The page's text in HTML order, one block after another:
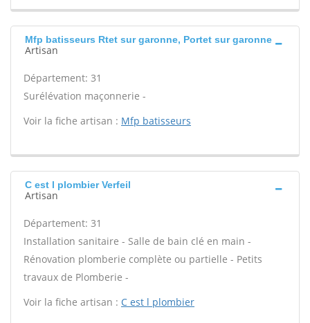
Mfp batisseurs Rtet sur garonne, Portet sur garonne
Artisan
Département: 31
Surélévation maçonnerie -
Voir la fiche artisan : Mfp batisseurs
C est l plombier Verfeil
Artisan
Département: 31
Installation sanitaire - Salle de bain clé en main -
Rénovation plomberie complète ou partielle - Petits
travaux de Plomberie -
Voir la fiche artisan : C est l plombier